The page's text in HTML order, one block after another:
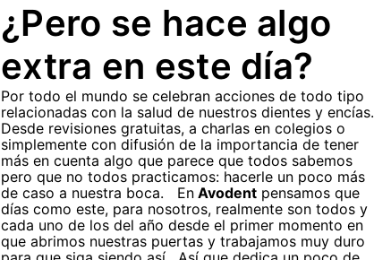
¿Pero se hace algo
extra en este día?
Por todo el mundo se celebran acciones de todo tipo
relacionadas con la salud de nuestros dientes y encías.
Desde revisiones gratuitas, a charlas en colegios o
simplemente con difusión de la importancia de tener
más en cuenta algo que parece que todos sabemos
pero que no todos practicamos: hacerle un poco más
de caso a nuestra boca. EnAvodentpensamos que
días como este, para nosotros, realmente son todos y
cada uno de los del año desde el primer momento en
que abrimos nuestras puertas y trabajamos muy duro